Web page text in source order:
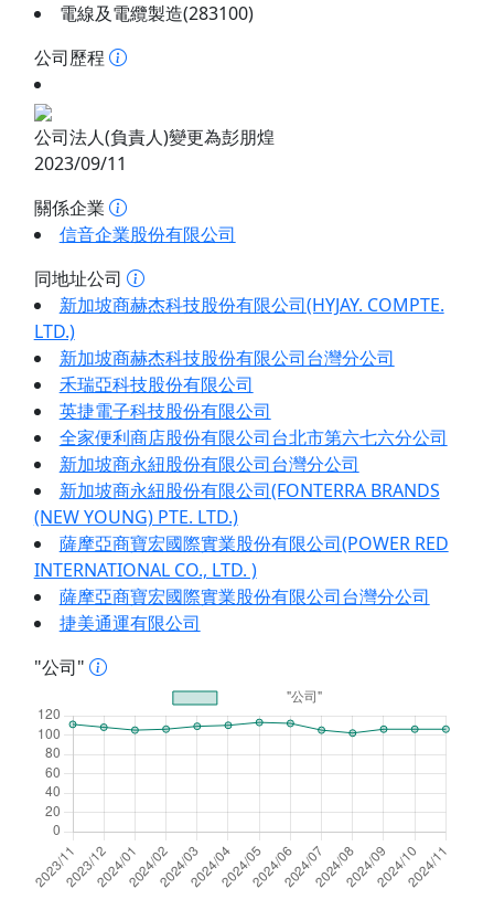
電線及電纜製造(283100)
公司歷程
公司法人(負責人)變更為彭朋煌
2023/09/11
關係企業
信音企業股份有限公司
同地址公司
新加坡商赫杰科技股份有限公司(HYJAY. COMPTE.
LTD.)
新加坡商赫杰科技股份有限公司台灣分公司
禾瑞亞科技股份有限公司
英捷電子科技股份有限公司
全家便利商店股份有限公司台北市第六七六分公司
新加坡商永紐股份有限公司台灣分公司
新加坡商永紐股份有限公司(FONTERRA BRANDS
(NEW YOUNG) PTE. LTD.)
薩摩亞商寶宏國際實業股份有限公司(POWER RED
INTERNATIONAL CO., LTD. )
薩摩亞商寶宏國際實業股份有限公司台灣分公司
捷美通運有限公司
"公司"